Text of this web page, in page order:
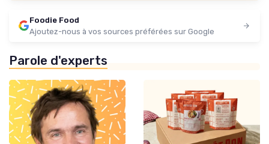
Foodie Food
Ajoutez-nous à vos sources préférées sur Google
Parole d'experts